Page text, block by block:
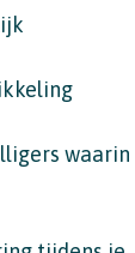
waarin